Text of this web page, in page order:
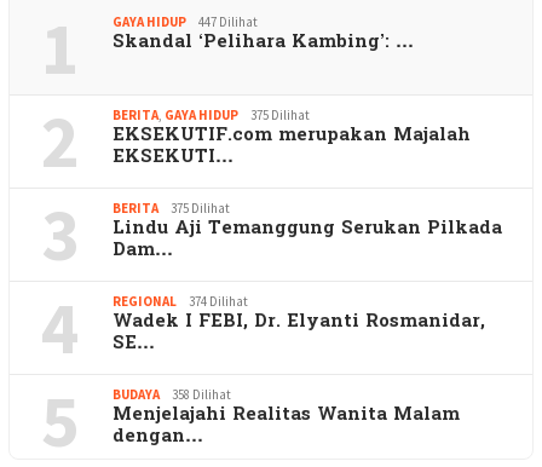
1 GAYA HIDUP 447 Dilihat
Skandal ‘Pelihara Kambing’: …
2 BERITA, GAYA HIDUP 375 Dilihat
EKSEKUTIF.com merupakan Majalah
EKSEKUTI…
3 BERITA 375 Dilihat
Lindu Aji Temanggung Serukan Pilkada
Dam…
4 REGIONAL 374 Dilihat
Wadek I FEBI, Dr. Elyanti Rosmanidar,
SE…
5 BUDAYA 358 Dilihat
Menjelajahi Realitas Wanita Malam
dengan…